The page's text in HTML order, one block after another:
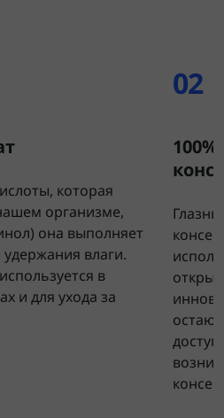
которая
организме,
она выполняет
влаги.
в
и для ухода за
02